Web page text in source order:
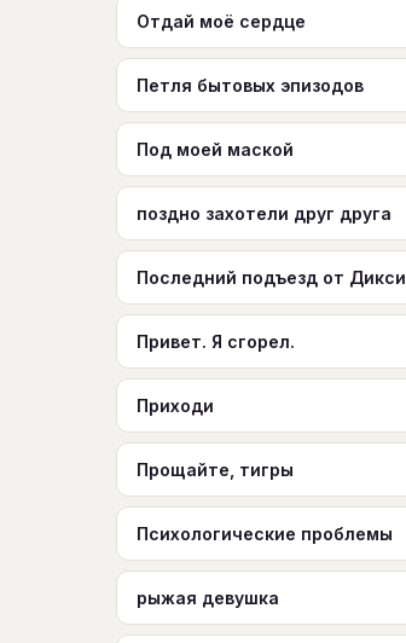
Отдай моё сердце
Петля бытовых эпизодов
Под моей маской
поздно захотели друг друга
Последний подъезд от Дикси
Привет. Я сгорел.
Приходи
Прощайте, тигры
Психологические проблемы
рыжая девушка